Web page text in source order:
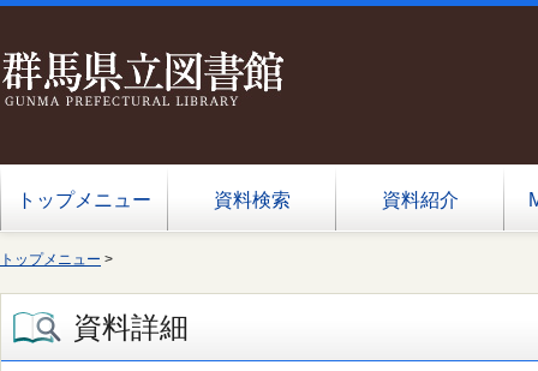
トップメニュー 資料検索 資料紹介
トップメニュー >
資料詳細